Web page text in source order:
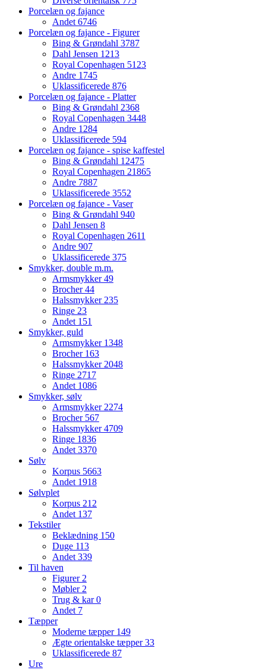
Porcelæn og fajance
Andet6746
Porcelæn og fajance - Figurer
Bing & Grøndahl 3787
Dahl Jensen 1213
Royal Copenhagen 5123
Andre 1745
Uklassificerede 876
Porcelæn og fajance - Platter
Bing & Grøndahl 2368
Royal Copenhagen 3448
Andre 1284
Uklassificerede 594
Porcelæn og fajance - spise kaffestel
Bing & Grøndahl 12475
Royal Copenhagen 21865
Andre 7887
Uklassificerede 3552
Porcelæn og fajance - Vaser
Bing & Grøndahl 940
Dahl Jensen 8
Royal Copenhagen 2611
Andre 907
Uklassificerede 375
Smykker, double m.m.
Armsmykker49
Brocher44
Halssmykker235
Ringe 23
Andet 151
Smykker, guld
Armsmykker 1348
Brocher 163
Halssmykker2048
Ringe 2717
Andet 1086
Smykker, sølv
Armsmykker2274
Brocher 567
Halssmykker4709
Ringe 1836
Andet3370
Sølv
Korpus 5663
Andet 1918
Sølvplet
Korpus 212
Andet 137
Tekstiler
Beklædning 150
Duge 113
Andet339
Til haven
Figurer2
Møbler2
Trug & kar0
Andet 7
Tæpper
Moderne tæpper 149
Ægte orientalske tæpper33
Uklassificerede 87
Ure